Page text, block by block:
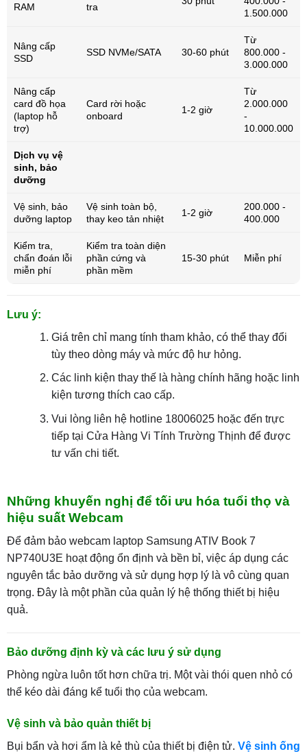
RAM tra
1.500.000
Nâng cấp
SSD
SSD NVMe/SATA 30-60 phút
Từ
800.000 -
3.000.000
Nâng cấp
card đồ họa
(laptop hỗ
trợ)
Card rời hoặc
onboard
1-2 giờ
Từ
2.000.000
-
10.000.000
Dịch vụ vệ
sinh, bảo
dưỡng
Vệ sinh, bảo
dưỡng laptop
Vệ sinh toàn bộ,
thay keo tản nhiệt
1-2 giờ
200.000 -
400.000
Kiểm tra,
chẩn đoán lỗi
miễn phí
Kiểm tra toàn diện
phần cứng và
phần mềm
15-30 phút Miễn phí
Lưu ý:
Giá trên chỉ mang tính tham khảo, có thể thay đổi
tùy theo dòng máy và mức độ hư hỏng.
Các linh kiện thay thế là hàng chính hãng hoặc linh
kiện tương thích cao cấp.
Vui lòng liên hệ hotline 18006025 hoặc đến trực
tiếp tại Cửa Hàng Vi Tính Trường Thịnh để được
tư vấn chi tiết.
Những khuyến nghị để tối ưu hóa tuổi thọ và
hiệu suất Webcam
Để đảm bảo webcam laptop Samsung ATIV Book 7
NP740U3E hoạt động ổn định và bền bỉ, việc áp dụng các
nguyên tắc bảo dưỡng và sử dụng hợp lý là vô cùng quan
trọng. Đây là một phần của quản lý hệ thống thiết bị hiệu
quả.
Bảo dưỡng định kỳ và các lưu ý sử dụng
Phòng ngừa luôn tốt hơn chữa trị. Một vài thói quen nhỏ có
thể kéo dài đáng kể tuổi thọ của webcam.
Vệ sinh và bảo quản thiết bị
Bụi bẩn và hơi ẩm là kẻ thù của thiết bị điện tử. Vệ sinh ống